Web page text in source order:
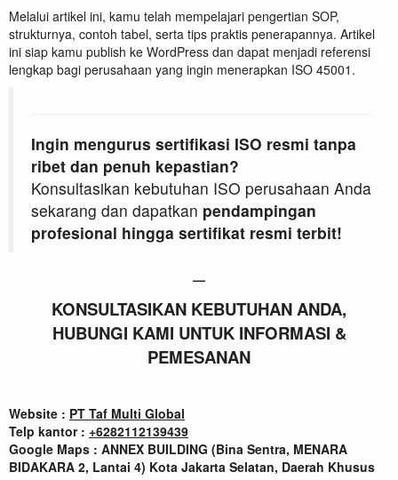
Melalui artikel ini, kamu telah mempelajari pengertian SOP,
strukturnya, contoh tabel, serta tips praktis penerapannya. Artikel
ini siap kamu publish ke WordPress dan dapat menjadi referensi
lengkap bagi perusahaan yang ingin menerapkan ISO 45001.
Ingin mengurus sertifikasi ISO resmi tanpa
ribet dan penuh kepastian?
Konsultasikan kebutuhan ISO perusahaan Anda
sekarang dan dapatkan pendampingan
profesional hingga sertifikat resmi terbit!
—
KONSULTASIKAN KEBUTUHAN ANDA,
HUBUNGI KAMI UNTUK INFORMASI &
PEMESANAN
Website : PT Taf Multi Global
Telp kantor : +6282112139439
Google Maps : ANNEX BUILDING (Bina Sentra, MENARA
BIDAKARA 2, Lantai 4) Kota Jakarta Selatan, Daerah Khusus